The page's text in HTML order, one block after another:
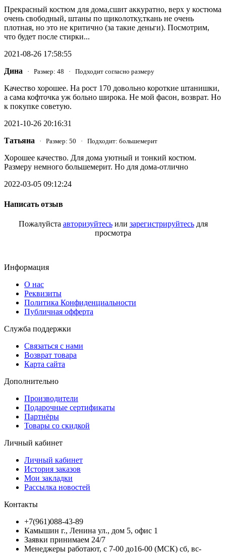
Прекрасный костюм для дома,сшит аккуратно, верх у костюма
очень свободный, штаны по щиколотку,ткань не очень
плотная, но это не критично (за такие деньги). Посмотрим,
что будет после стирки...
2021-08-26 17:58:55
Дина · Размер: 48 · Подходит согласно размеру
Качество хорошее. На рост 170 довольно короткие штанишки,
а сама кофточка уж больно широка. Не мой фасон, возврат. Но
к покупке советую.
2021-10-26 20:16:31
Татьяна · Размер: 50 · Подходит: большемерит
Хорошее качество. Для дома уютный и тонкий костюм.
Размеру немного большемерит. Но для дома-отлично
2022-03-05 09:12:24
Написать отзыв
Пожалуйста авторизуйтесьили зарегистрируйтесьдля
просмотра
Информация
О нас
Реквизиты
Политика Конфиденциальности
Публичная офферта
Служба поддержки
Связаться с нами
Возврат товара
Карта сайта
Дополнительно
Производители
Подарочные сертификаты
Партнёры
Товары со скидкой
Личный кабинет
Личный кабинет
История заказов
Мои закладки
Рассылка новостей
Контакты
+7(961)088-43-89
Камышин г., Ленина ул., дом 5, офис 1
Заявки принимаем 24/7
Менеджеры работают, с 7-00 до16-00 (МСК) сб, вс-